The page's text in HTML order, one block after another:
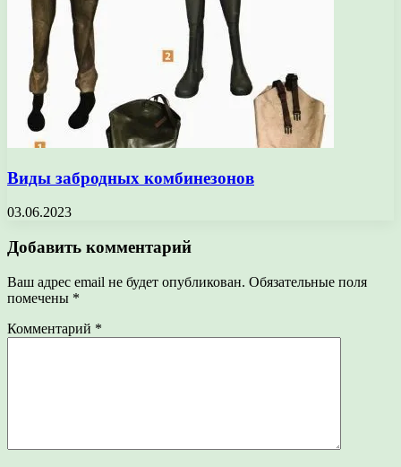
Виды забродных комбинезонов
03.06.2023
Добавить комментарий
Ваш адрес email не будет опубликован. Обязательные поля
помечены *
Комментарий *